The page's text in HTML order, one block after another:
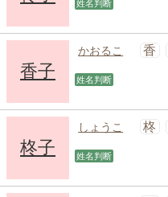
姓名判断
香子
かおるこ 香
姓名判断
柊子
しょうこ 柊
姓名判断